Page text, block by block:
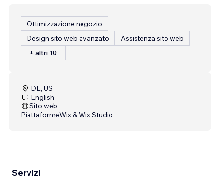
Ottimizzazione negozio
Design sito web avanzato
Assistenza sito web
+ altri 10
DE, US
English
Sito web
PiattaformeWix & Wix Studio
Servizi